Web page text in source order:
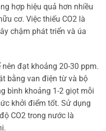
hợp hiệu quả hơn nhiều
cơ. Việc thiếu CO2 là
chậm phát triển và úa
đạt khoảng 20-30 ppm.
bằng van điện từ và bộ
bình khoảng 1-2 giọt mỗi
khởi điểm tốt. Sử dụng
CO2 trong nước là